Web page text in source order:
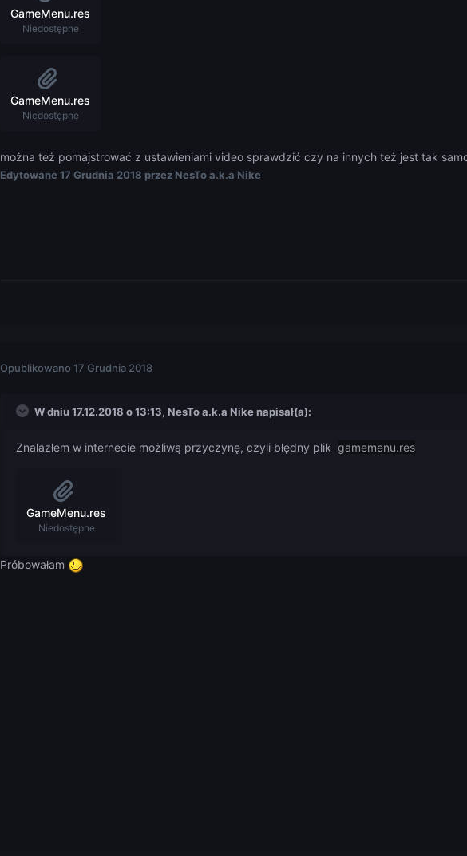
GameMenu.res
Niedostępne
GameMenu.res
Niedostępne
można też pomajstrować z ustawieniami video sprawdzić czy na innych też jest tak
Edytowane 17 Grudnia 2018 przez NesTo a.k.a Nike
Opublikowano 17 Grudnia 2018
W dniu 17.12.2018 o 13:13, NesTo a.k.a Nikenapisał(a):
Znalazłem w internecie możliwą przyczynę, czyli błędny plik gamemenu.res
GameMenu.res
Niedostępne
Próbowałam